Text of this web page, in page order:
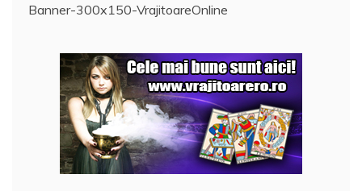
Banner-300x150-VrajitoareOnline